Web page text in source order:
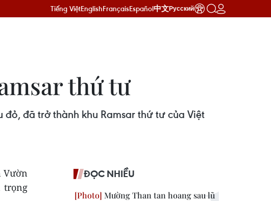
Tiếng ViệtEnglishFrançaisEspañol中文Русский
thứ tư
đã trở thành khu Ramsar thứ tư của Việt
Vườn
trọng
ĐỌC NHIỀU
Mường Than tan hoang sau lũ